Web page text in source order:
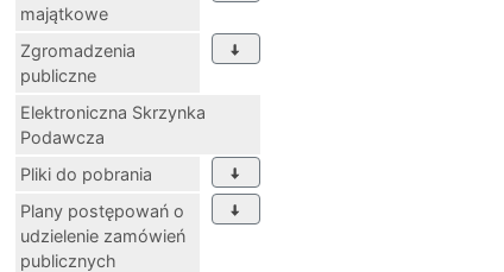
majątkowe
Zgromadzenia
publiczne
Elektroniczna Skrzynka
Podawcza
Pliki do pobrania
Plany postępowań o
udzielenie zamówień
publicznych